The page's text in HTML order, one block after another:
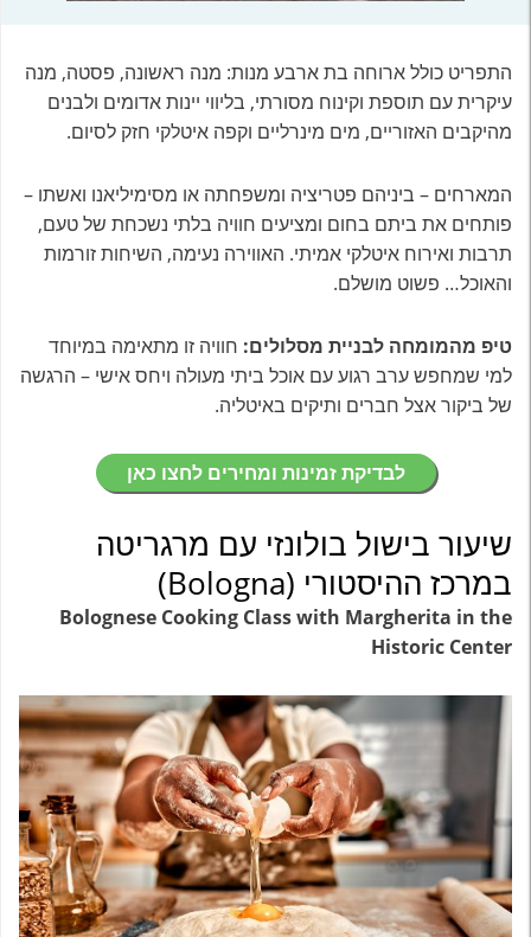
התפריט כולל ארוחה בת ארבע מנות: מנה ראשונה, פסטה, מנה
עיקרית עם תוספת וקינוח מסורתי, בליווי יינות אדומים ולבנים
מהיקבים האזוריים, מים מינרליים וקפה איטלקי חזק לסיום.
המארחים – ביניהם פטריציה ומשפחתה או מסימיליאנו ואשתו –
פותחים את ביתם בחום ומציעים חוויה בלתי נשכחת של טעם,
תרבות ואירוח איטלקי אמיתי. האווירה נעימה, השיחות זורמות
והאוכל… פשוט מושלם.
טיפ מהמומחה לבניית מסלולים: חוויה זו מתאימה במיוחד
למי שמחפש ערב רגוע עם אוכל ביתי מעולה ויחס אישי – הרגשה
של ביקור אצל חברים ותיקים באיטליה.
לבדיקת זמינות ומחירים לחצו כאן
שיעור בישול בולונזי עם מרגריטה
במרכז ההיסטורי (Bologna)
Bolognese Cooking Class with Margherita in the
Historic Center